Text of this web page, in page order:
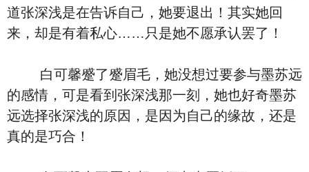
道张深浅是在告诉自己，她要退出！其实她回
来，却是有着私心……只是她不愿承认罢了！
白可馨蹙了蹙眉毛，她没想过要参与墨苏远
的感情，可是看到张深浅那一刻，她也好奇墨苏
远选择张深浅的原因，是因为自己的缘故，还是
真的是巧合！